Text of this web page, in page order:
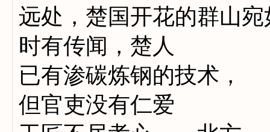
远处，楚国开花的群山
时有传闻，楚人
已有渗碳炼钢的技术，
但官吏没有仁爱